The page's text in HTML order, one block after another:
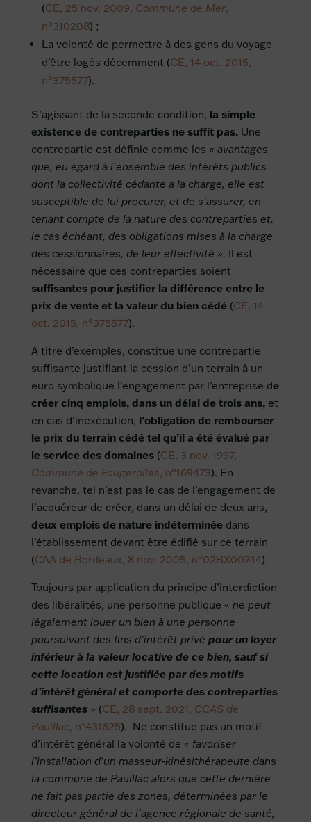
(CE, 25 nov. 2009, Commune de Mer,
n°310208) ;
La volonté de permettre à des gens du voyage
d’être logés décemment (CE, 14 oct. 2015,
n°375577).
S’agissant de la seconde condition, la simple
existence de contreparties ne suffit pas.Une
contrepartie est définie comme les « avantages
que, eu égard à l’ensemble des intérêts publics
dont la collectivité cédante a la charge, elle est
susceptible de lui procurer, et de s’assurer, en
tenant compte de la nature des contreparties et,
le cas échéant, des obligations mises à la charge
des cessionnaires, de leur effectivité ». Il est
nécessaire que ces contreparties soient
suffisantes pour justifier la différence entre le
prix de vente et la valeur du bien cédé(CE, 14
oct. 2015, n°375577).
A titre d’exemples, constitue une contrepartie
suffisante justifiant la cession d’un terrain à un
euro symbolique l’engagement par l’entreprise de
créer cinq emplois, dans un délai de trois ans, et
en cas d’inexécution, l’obligation de rembourser
le prix du terrain cédé tel qu’il a été évalué par
le service des domaines(CE, 3 nov. 1997,
Commune de Fougerolles, n°169473). En
revanche, tel n’est pas le cas de l’engagement de
l’acquéreur de créer, dans un délai de deux ans,
deux emplois de nature indéterminéedans
l’établissement devant être édifié sur ce terrain
(CAA de Bordeaux, 8 nov. 2005, n°02BX00744).
Toujours par application du principe d’interdiction
des libéralités, une personne publique « ne peut
légalement louer un bien à une personne
poursuivant des fins d’intérêt privé pour un loyer
inférieur à la valeur locative de ce bien, sauf si
cette location est justifiée par des motifs
d’intérêt général et comporte des contreparties
suffisantes» (CE, 28 sept. 2021, CCAS de
Pauillac, n°431625). Ne constitue pas un motif
d’intérêt général la volonté de « favoriser
l’installation d’un masseur-kinésithérapeute dans
la commune de Pauillac alors que cette dernière
ne fait pas partie des zones, déterminées par le
directeur général de l’agence régionale de santé,